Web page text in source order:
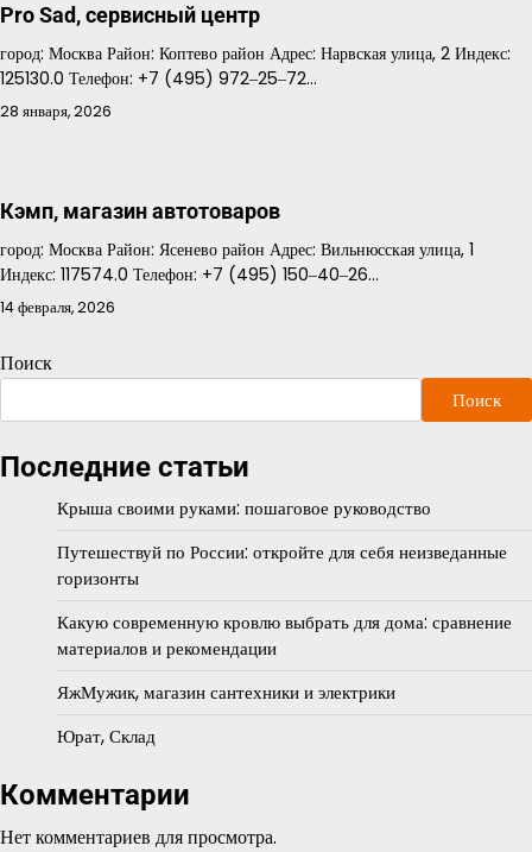
Pro Sad, сервисный центр
город: Москва Район: Коптево район Адрес: Нарвская улица, 2 Индекс:
125130.0 Телефон: +7 (495) 972‒25‒72…
28 января, 2026
Кэмп, магазин автотоваров
город: Москва Район: Ясенево район Адрес: Вильнюсская улица, 1
Индекс: 117574.0 Телефон: +7 (495) 150‒40‒26…
14 февраля, 2026
Поиск
Поиск
Последние статьи
Крыша своими руками: пошаговое руководство
Путешествуй по России: откройте для себя неизведанные
горизонты
Какую современную кровлю выбрать для дома: сравнение
материалов и рекомендации
ЯжМужик, магазин сантехники и электрики
Юрат, Склад
Комментарии
Нет комментариев для просмотра.